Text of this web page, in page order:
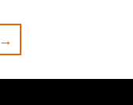
→